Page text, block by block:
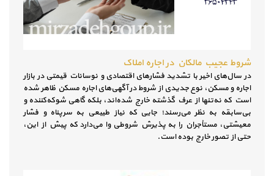
شروط عجیب مالکان در اجاره املاک
در سال‌های اخیر با تشدید فشارهای اقتصادی و نوسانات قیمتی در بازار
اجاره و مسکن، نوع جدیدی از شروط در آگهی‌های اجاره مسکن ظاهر شده
است که نه‌تنها از عرف گذشته خارج شده‌اند، بلکه گاهی شوکه‌کننده و
بی‌سابقه به نظر می‌رسند؛ جایی که نیاز طبیعی به سرپناه و فشار
معیشتی، مستأجران را به پذیرش شروطی وا می‌دارد که پیش از این،
حتی از تصور خارج بوده است.